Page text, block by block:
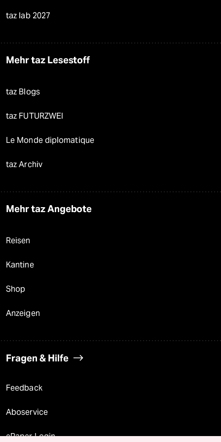
taz lab 2027
Mehr taz Lesestoff
taz Blogs
taz FUTURZWEI
Le Monde diplomatique
taz Archiv
Mehr taz Angebote
Reisen
Kantine
Shop
Anzeigen
Fragen & Hilfe
Feedback
Aboservice
ePaper Login